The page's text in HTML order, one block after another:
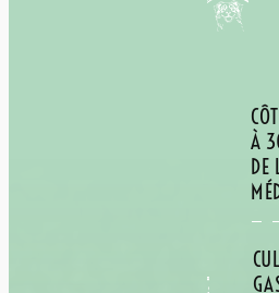
À
DE